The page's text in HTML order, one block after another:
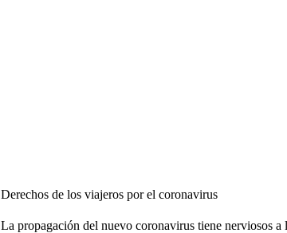
Derechos de los viajeros por el coronavirus
La propagación del nuevo coronavirus tiene nerviosos